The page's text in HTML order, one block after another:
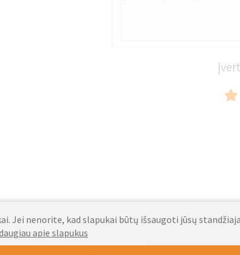
Jei nenorite, kad slapukai būtų išsaugoti jūsų
apie slapukus